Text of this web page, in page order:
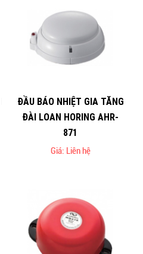
ĐẦU BÁO NHIỆT GIA TĂNG
ĐÀI LOAN HORING AHR-
871
Giá: Liên hệ